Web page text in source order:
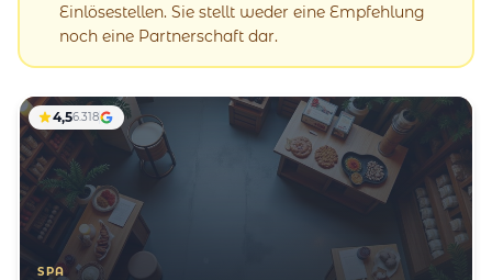
Einlösestellen. Sie stellt weder eine Empfehlung
noch eine Partnerschaft dar.
SPA
4,56.318